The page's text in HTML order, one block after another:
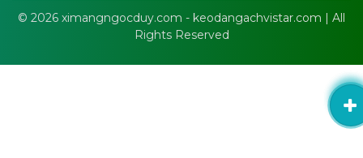
© 2026 ximangngocduy.com - keodangachvistar.com | All
Rights Reserved